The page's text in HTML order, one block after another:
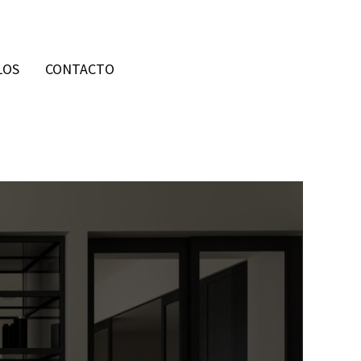
CONTACTO